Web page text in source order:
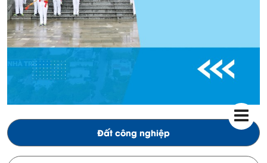
Đất công nghiệp